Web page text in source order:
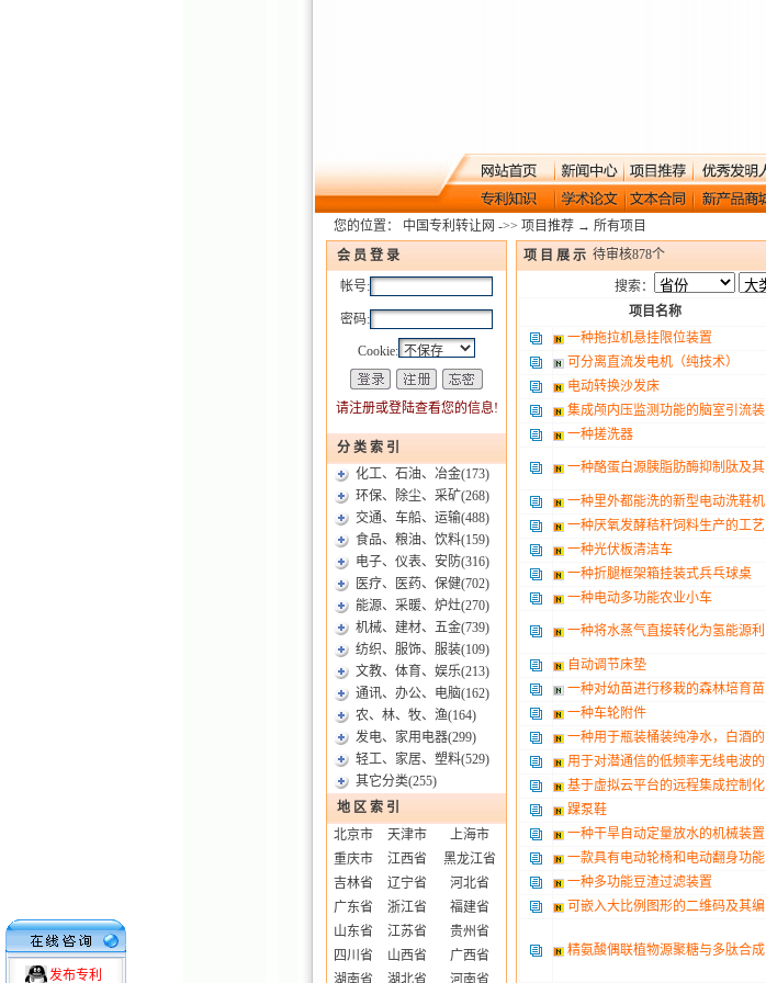
发布专利
您的位置： 中国专利转让网 ->> 项目推荐 → 所有项目
会 员 登 录
帐号:
密码:
Cookie:
请注册或登陆查看您的信息!
分 类 索 引
化工、石油、冶金(173)
环保、除尘、采矿(268)
交通、车船、运输(488)
食品、粮油、饮料(159)
电子、仪表、安防(316)
医疗、医药、保健(702)
能源、采暖、炉灶(270)
机械、建材、五金(739)
纺织、服饰、服装(109)
文教、体育、娱乐(213)
通讯、办公、电脑(162)
农、林、牧、渔(164)
发电、家用电器(299)
轻工、家居、塑料(529)
其它分类(255)
地 区 索 引
北京市
天津市
上海市
重庆市
江西省
黑龙江省
吉林省
辽宁省
河北省
广东省
浙江省
福建省
山东省
江苏省
贵州省
四川省
山西省
广西省
湖南省
湖北省 河南省
项 目 展 示 待审核878个
搜索：
项目名称
一种拖拉机悬挂限位装置
可分离直流发电机（纯技术）
电动转换沙发床
集成颅内压监测功能的脑室引流装
一种搓洗器
一种酪蛋白源胰脂肪酶抑制肽及其
一种里外都能洗的新型电动洗鞋机
一种厌氧发酵秸秆饲料生产的工艺
一种光伏板清洁车
一种折腿框架箱挂装式兵乓球桌
一种电动多功能农业小车
一种将水蒸气直接转化为氢能源利
自动调节床垫
一种对幼苗进行移栽的森林培育苗
一种车轮附件
一种用于瓶装桶装纯净水，白酒的
用于对潜通信的低频率无线电波的
基于虚拟云平台的远程集成控制化
踝泵鞋
一种干旱自动定量放水的机械装置
一款具有电动轮椅和电动翻身功能
一种多功能豆渣过滤装置
可嵌入大比例图形的二维码及其编
精氨酸偶联植物源聚糖与多肽合成